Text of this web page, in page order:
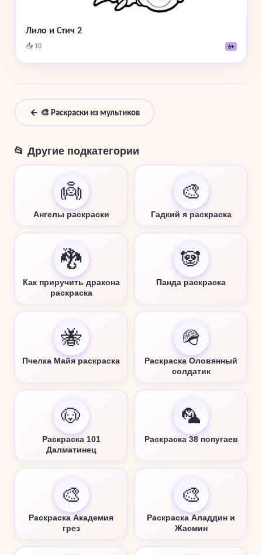
Лило и Стич 2
📥 10 6+
← 🎨 Раскраски из мультиков
📂 Другие подкатегории
👼
Ангелы раскраски
🎨
Гадкий я раскраска
🐉
Как приручить дракона
раскраска
🐼
Панда раскраска
🐝
Пчелка Майя раскраска
🪖
Раскраска Оловянный
солдатик
🐶
Раскраска 101
Далматинец
🦜
Раскраска 38 попугаев
🎨
Раскраска Академия
грез
🎨
Раскраска Аладдин и
Жасмин